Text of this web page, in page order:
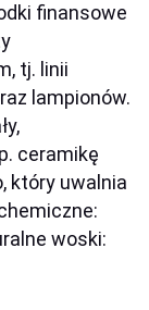
finansowe
tj. linii
lampionów.
ceramikę
który uwalnia
woski: